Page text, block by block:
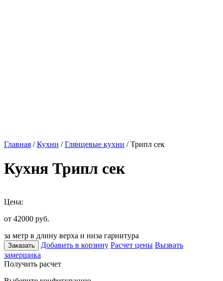
Главная /Кухни /Глянцевые кухни / Трипл сек
Кухня Трипл сек
Цена:
от 42000 руб.
за метр в длину верха и низа гарнитура
Заказать Добавить в корзину Расчет цены Вызвать
замерщика
Получить расчет